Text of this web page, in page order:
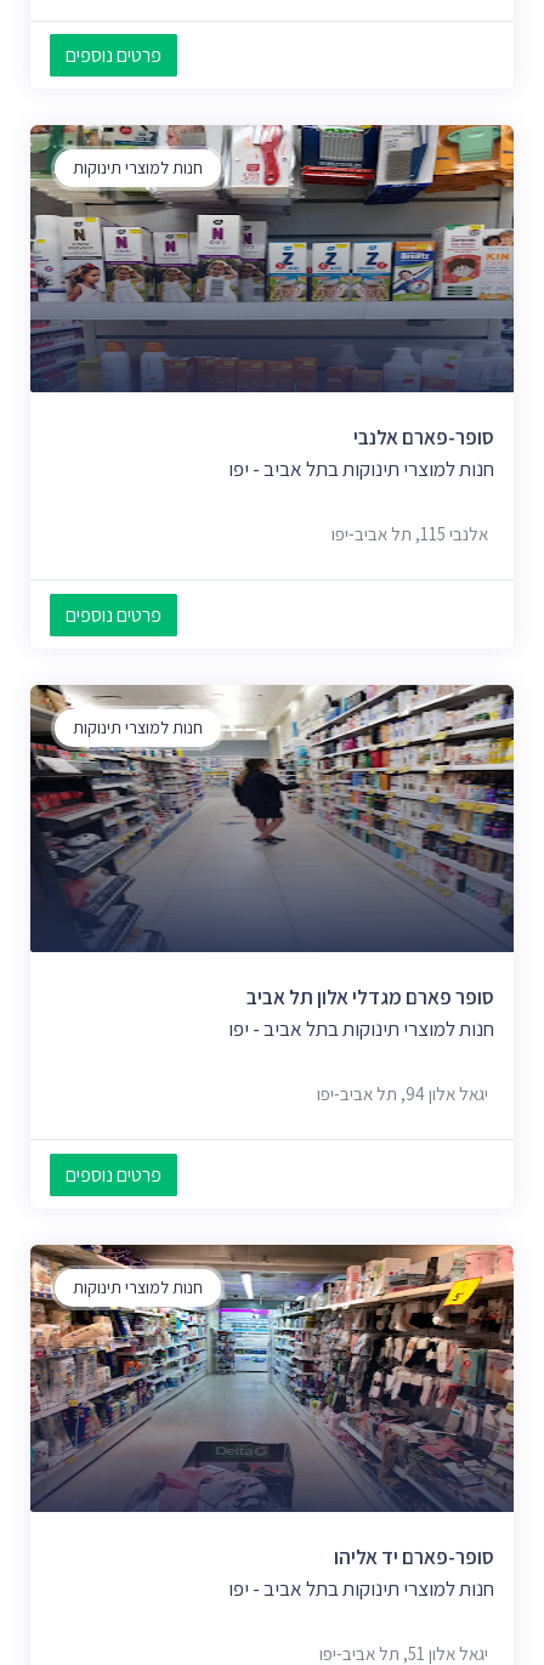
פרטים נוספים
חנות למוצרי תינוקות
סופר-פארם אלנבי
חנות למוצרי תינוקות בתל אביב - יפו
אלנבי 115, תל אביב-יפו
פרטים נוספים
חנות למוצרי תינוקות
סופר פארם מגדלי אלון תל אביב
חנות למוצרי תינוקות בתל אביב - יפו
יגאל אלון 94, תל אביב-יפו
פרטים נוספים
חנות למוצרי תינוקות
סופר-פארם יד אליהו
חנות למוצרי תינוקות בתל אביב - יפו
יגאל אלון 51, תל אביב-יפו